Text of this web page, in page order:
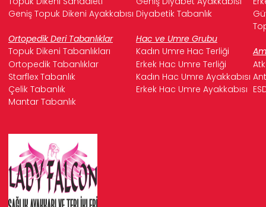
Geniş Topuk Dikeni Ayakkabısı Diyabetik Tabanlık
Ortopedik Deri Tabanlıklar
Hac ve Umre Grubu
Topuk Dikeni Tabanlıkları
Kadın Umre Hac Terliği
Ortopedik Tabanlıklar
Erkek Hac Umre Terliği
Starflex Tabanlık
Kadın Hac Umre Ayakkabısı
Çelik Tabanlık
Erkek Hac Umre Ayakkabısı
Mantar Tabanlık